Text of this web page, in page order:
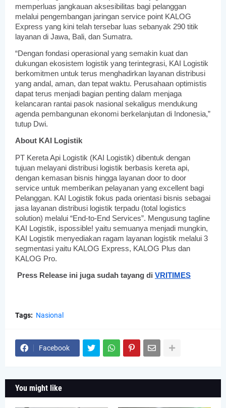
memperluas jangkauan aksesibilitas bagi pelanggan
melalui pengembangan jaringan service point KALOG
Express yang kini telah tersebar luas sebanyak 290 titik
layanan di Jawa, Bali, dan Sumatra.
“Dengan fondasi operasional yang semakin kuat dan
dukungan ekosistem logistik yang terintegrasi, KAI Logistik
berkomitmen untuk terus menghadirkan layanan distribusi
yang andal, aman, dan tepat waktu. Perusahaan optimistis
dapat terus menjadi bagian penting dalam menjaga
kelancaran rantai pasok nasional sekaligus mendukung
agenda pembangunan ekonomi berkelanjutan di Indonesia,”
tutup Dwi.
About KAI Logistik
PT Kereta Api Logistik (KAI Logistik) dibentuk dengan
tujuan melayani distribusi logistik berbasis kereta api,
dengan kemasan bisnis hingga layanan door to door
service untuk memberikan pelayanan yang excellent bagi
Pelanggan. KAI Logistik fokus pada orientasi bisnis sebagai
jasa layanan distribusi logistik terpadu (total logistics
solution) melalui “End-to-End Services”. Mengusung tagline
KAI Logistik, ispossible! yaitu semuanya menjadi mungkin,
KAI Logistik menyediakan ragam layanan logistik melalui 3
segmentasi yaitu KALOG Express, KALOG Plus dan
KALOG Pro.
Press Release ini juga sudah tayang di VRITIMES
Tags: Nasional
Facebook
You might like